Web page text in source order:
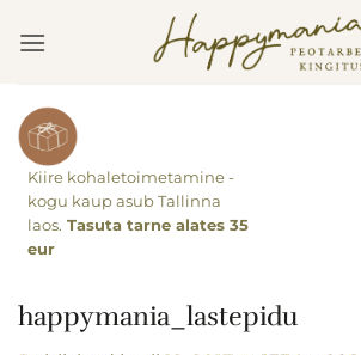
Kiire kohaletoimetamine -
kogu kaup asub Tallinna
laos. Tasuta tarne alates 35
eur
happymania_lastepidu